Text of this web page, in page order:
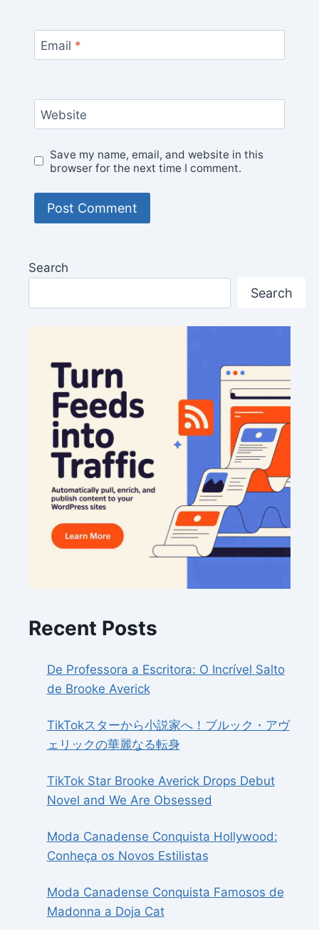
Email *
Website
Save my name, email, and website in this
browser for the next time I comment.
Search
Search
Recent Posts
De Professora a Escritora: O Incrível Salto
de Brooke Averick
TikTokスターから小説家へ！ブルック・アヴ
ェリックの華麗なる転身
TikTok Star Brooke Averick Drops Debut
Novel and We Are Obsessed
Moda Canadense Conquista Hollywood:
Conheça os Novos Estilistas
Moda Canadense Conquista Famosos de
Madonna a Doja Cat